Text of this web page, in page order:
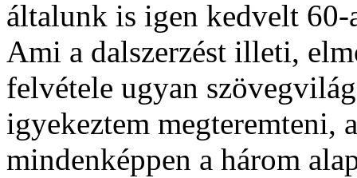
általunk is igen kedvelt 60-
Ami a dalszerzést illeti,
felvétele ugyan
igyekeztem megteremteni,
mindenképpen a három